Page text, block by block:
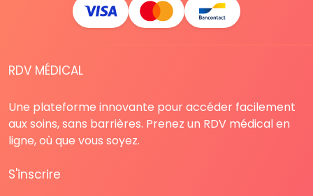
RDV MÉDICAL
Une plateforme innovante pour accéder facilement
aux soins, sans barrières. Prenez un RDV médical en
ligne, où que vous soyez.
S'inscrire